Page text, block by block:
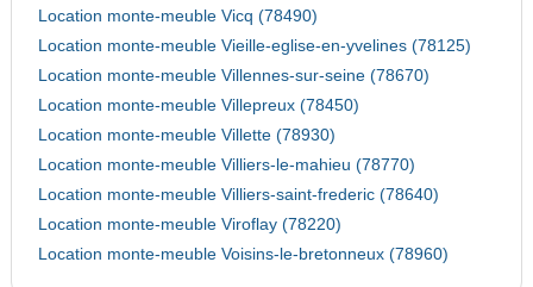
Location monte-meuble Vicq (78490)
Location monte-meuble Vieille-eglise-en-yvelines (78125)
Location monte-meuble Villennes-sur-seine (78670)
Location monte-meuble Villepreux (78450)
Location monte-meuble Villette (78930)
Location monte-meuble Villiers-le-mahieu (78770)
Location monte-meuble Villiers-saint-frederic (78640)
Location monte-meuble Viroflay (78220)
Location monte-meuble Voisins-le-bretonneux (78960)